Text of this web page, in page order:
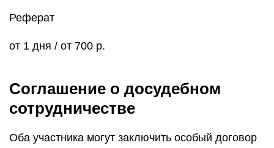
Реферат
от 1 дня / от 700 р.
Соглашение о досудебном
сотрудничестве
Оба участника могут заключить особый договор